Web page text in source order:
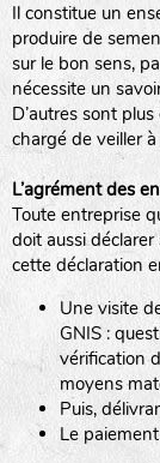
JARDIN
LA BOITE
L’AUBEPIN
LE BIAU
Il constitue un
produire de
sur le bon sens,
nécessite un
D’autres sont
chargé de veiller
L’agrément des
Toute entreprise
doit aussi
cette déclaration
Une visite
GNIS :
vérification
moyens
Puis,
Le
Légumes
Plantes